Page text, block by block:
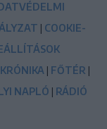
| COOKIE-
KRÓNIKA | FŐTÉR |
NAPLÓ | RÁDIÓ